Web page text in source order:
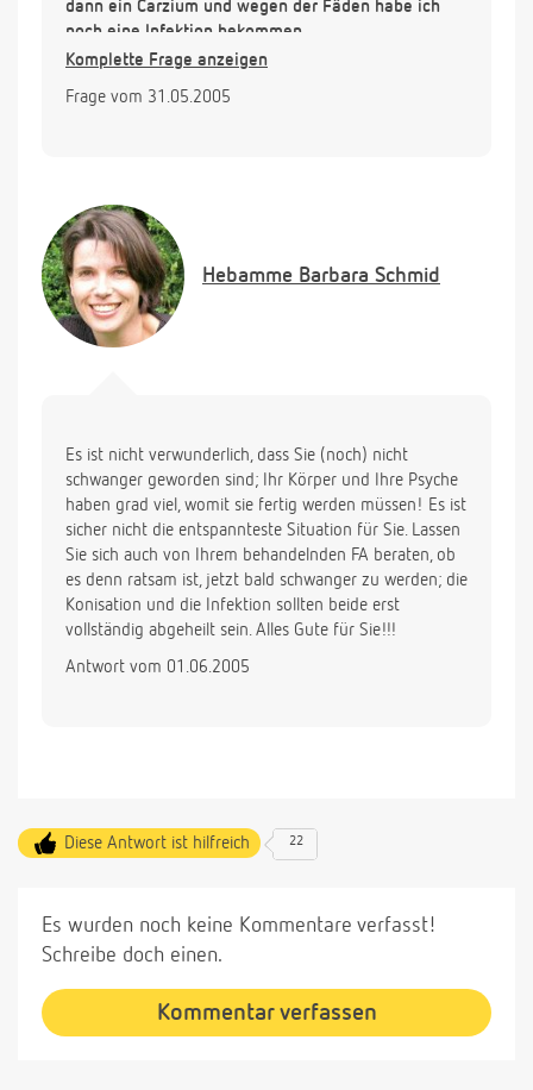
dann ein Carzium und wegen der Fäden habe ich
noch eine Infektion bekommen...
Nun versuche ich seid dem schwanger zu werden,
nicht zur Schwangerschaft kommt?
Komplette Frage anzeigen
Frage vom 31.05.2005
Hebamme Barbara Schmid
Es ist nicht verwunderlich, dass Sie (noch) nicht
schwanger geworden sind; Ihr Körper und Ihre Psyche
haben grad viel, womit sie fertig werden müssen! Es ist
sicher nicht die entspannteste Situation für Sie. Lassen
Sie sich auch von Ihrem behandelnden FA beraten, ob
es denn ratsam ist, jetzt bald schwanger zu werden; die
Konisation und die Infektion sollten beide erst
vollständig abgeheilt sein. Alles Gute für Sie!!!
Antwort vom 01.06.2005
Diese Antwort ist hilfreich 22
Es wurden noch keine Kommentare verfasst!
Schreibe doch einen.
Kommentar verfassen